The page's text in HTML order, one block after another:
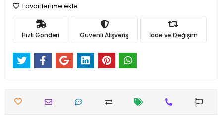
Favorilerime ekle
Hızlı Gönderi Güvenli Alışveriş İade ve Değişim